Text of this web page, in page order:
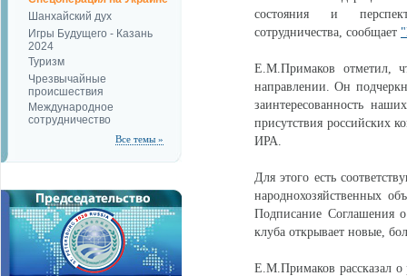
Шанхайский дух
Игры Будущего - Казань
2024
Туризм
Чрезвычайные
происшествия
Международное
сотрудничество
Все темы »
состояния и
сотрудничества, сообщает
Е.М.Примаков отметил,
направлении. Он
заинтересованность
присутствия российских
ИРА.
Для этого есть
народнохозяйственных
Подписание Соглашения
клуба открывает новые,
Е.М.Примаков рассказал о